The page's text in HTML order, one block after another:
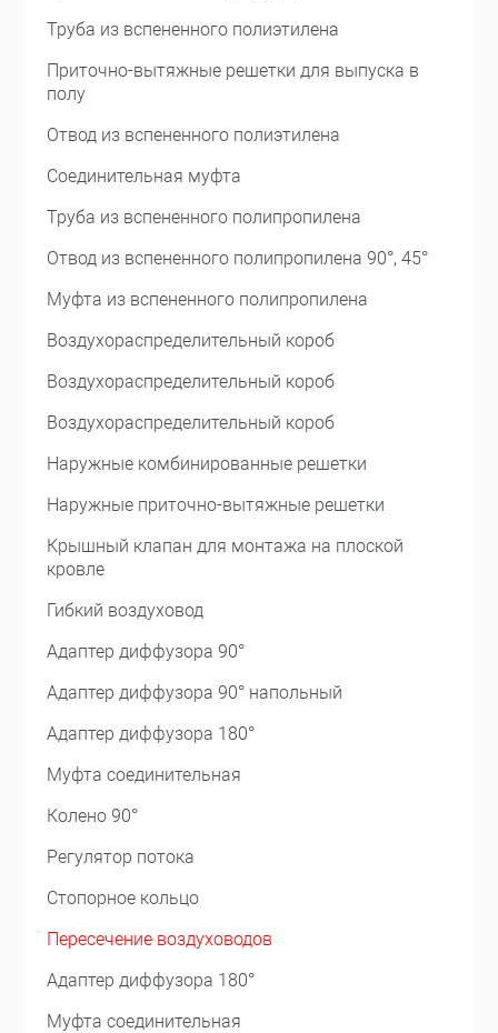
Труба из вспененного полиэтилена
Приточно-вытяжные решетки для выпуска в
полу
Отвод из вспененного полиэтилена
Соединительная муфта
Труба из вспененного полипропилена
Отвод из вспененного полипропилена 90°, 45°
Муфта из вспененного полипропилена
Воздухораспределительный короб
Воздухораспределительный короб
Воздухораспределительный короб
Наружные комбинированные решетки
Наружные приточно-вытяжные решетки
Крышный клапан для монтажа на плоской
кровле
Гибкий воздуховод
Адаптер диффузора 90°
Адаптер диффузора 90° напольный
Адаптер диффузора 180°
Муфта соединительная
Колено 90°
Регулятор потока
Стопорное кольцо
Пересечение воздуховодов
Адаптер диффузора 180°
Муфта соединительная